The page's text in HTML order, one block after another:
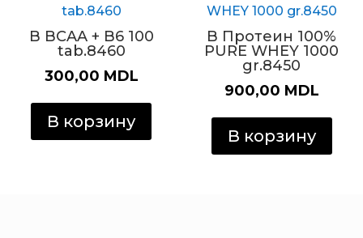
B BCAA + B6 100
tab.8460
300,00 MDL
В корзину
B Протеин 100%
PURE WHEY 1000
gr.8450
900,00 MDL
В корзину